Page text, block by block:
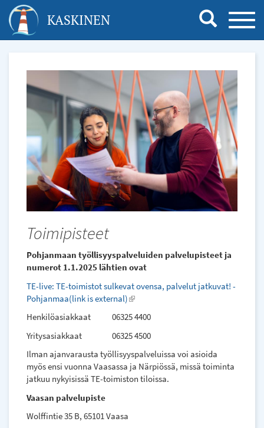
Hyppää
pääsisältöönKASKINEN
Toimipisteet
Pohjanmaan työllisyyspalveluiden palvelupisteet ja
numerot 1.1.2025 lähtien ovat
TE-live: TE-toimistot sulkevat ovensa, palvelut jatkuvat! -
Pohjanmaa(link is external)(link
external)
Henkilöasiakkaat 06325 4400
Yritysasiakkaat 06325 4500
Ilman ajanvarausta työllisyyspalveluissa voi asioida
myös ensi vuonna Vaasassa ja Närpiössä, missä toiminta
jatkuu nykyisissä TE-toimiston tiloissa.
Vaasan palvelupiste
Wolffintie 35 B, 65101 Vaasa